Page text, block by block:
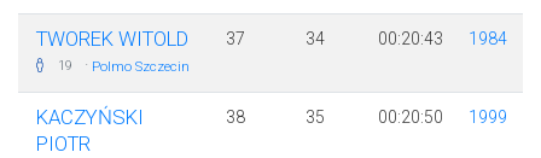
TWOREK WITOLD
19 · Polmo Szczecin
37 34 00:20:43 1984
KACZYŃSKI
PIOTR
38 35 00:20:50 1999